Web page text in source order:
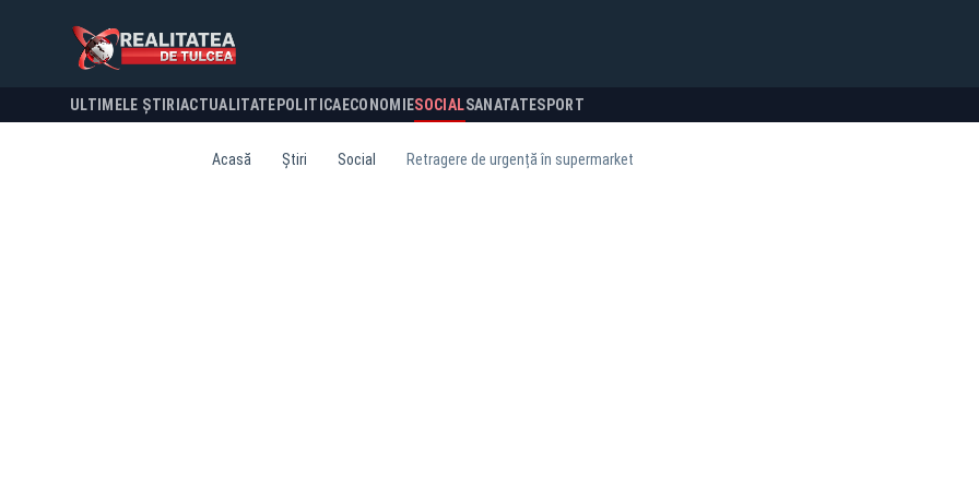
ULTIMELE ȘTIRI ACTUALITATE POLITICA ECONOMIESOCIALSANATATESPORT
Acasă Știri Social Retragere de urgență în supermarket